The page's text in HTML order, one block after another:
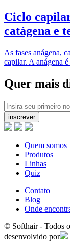
Ciclo
catágena e
As fases anágena,
capilar. A anágena
Quer mais
inscrever
Quem somos
Produtos
Linhas
Quiz
Contato
Blog
Onde
© Softhair - Todos
desenvolvido por